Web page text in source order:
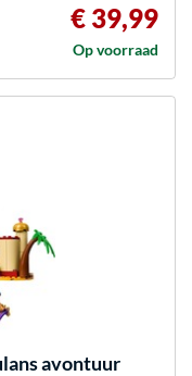
€ 39,99
Op voorraad
avontuur